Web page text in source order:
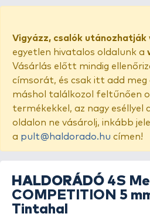
Vigyázz, csalók utánozhatják
egyetlen hivatalos oldalunk a
Vásárlás előtt mindig
címsorát, és csak itt add
máshol találkozol feltűnően
termékekkel, az nagy eséllyel
oldalon ne vásárolj, inkább
a pult@haldorado.hu címen!
HALDORÁDÓ 4S
COMPETITION 5
Tintahal